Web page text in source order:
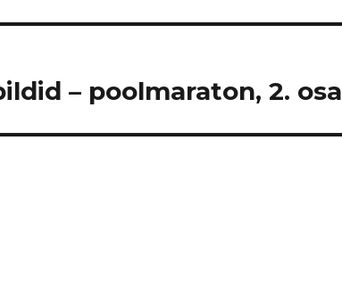
– poolmaraton, 2. osa